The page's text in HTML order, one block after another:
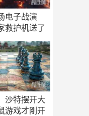
电子战演
救护机送了
沙特摆开大
游戏才刚开